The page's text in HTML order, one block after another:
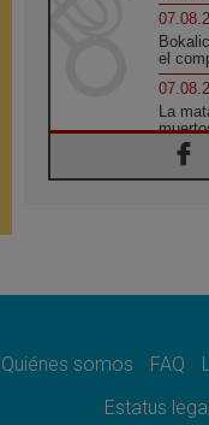
el
La
Tagle:
como
Quiénes somos FAQ
Estatus legal